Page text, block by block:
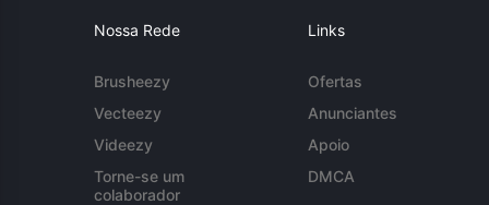
Nossa Rede
Brusheezy
Vecteezy
Videezy
Torne-se um
colaborador
Links
Ofertas
Anunciantes
Apoio
DMCA